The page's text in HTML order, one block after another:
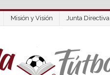
Misión y Visión Junta Directiva